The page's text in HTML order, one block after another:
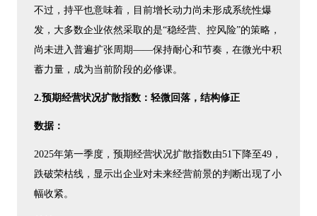
不过，持平也意味着，目前增长动力尚未形成系统性爆
发，大多数企业依然采取的是“稳经营、控风险”的策略，
尚未进入普遍扩张周期——保持耐心和节奏，在微光中积
蓄力量，成为当前阶段的必修课。
2.预期经营状况扩散指数：轻微回落，结构修正
数据：
2025年第一季度，预期经营状况扩散指数由51下降至49，
跌破荣枯线，显示出企业对未来经营前景的判断出现了小
幅收紧。